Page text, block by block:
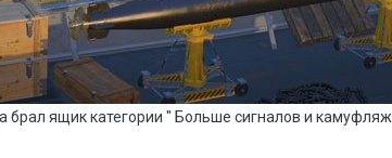
брал ящик категории " Больше сигналов и